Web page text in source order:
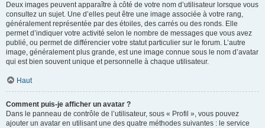
Deux images peuvent apparaître à côté de votre nom d’utilisateur lorsque vous
consultez un sujet. Une d’elles peut être une image associée à votre rang,
généralement représentée par des étoiles, des carrés ou des ronds. Elle
permet d’indiquer votre activité selon le nombre de messages que vous avez
publié, ou permet de différencier votre statut particulier sur le forum. L’autre
image, généralement plus grande, est une image connue sous le nom d’avatar
qui est bien souvent unique et personnelle à chaque utilisateur.
Haut
Comment puis-je afficher un avatar ?
Dans le panneau de contrôle de l’utilisateur, sous « Profil », vous pouvez
ajouter un avatar en utilisant une des quatre méthodes suivantes : le service